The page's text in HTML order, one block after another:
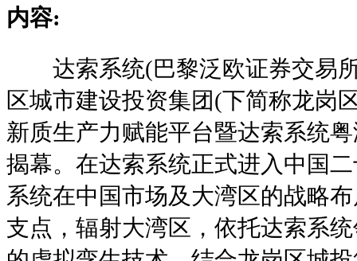
内容:
达索系统(巴黎泛欧证券交易所
区城市建设投资集团(下简称龙岗
新质生产力赋能平台暨达索系统
揭幕。在达索系统正式进入中国
系统在中国市场及大湾区的战略
支点，辐射大湾区，依托达索系